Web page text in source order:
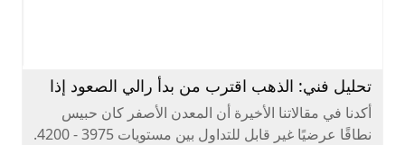
تحليل فني: الذهب اقترب من بدأ رالي الصعود إذا
تحقق هذا الشرط
أكدنا في مقالاتنا الأخيرة أن المعدن الأصفر كان حبيس
نطاقًا عرضيًا غير قابل للتداول بين مستويات 3975 - 4200.